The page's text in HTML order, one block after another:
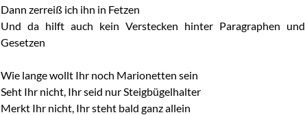
Dann zerreiß ich ihn in Fetzen
Und da hilft auch kein Verstecken hinter Paragraphen und
Gesetzen
Wie lange wollt Ihr noch Marionetten sein
Seht Ihr nicht, Ihr seid nur Steigbügelhalter
Merkt Ihr nicht, Ihr steht bald ganz allein